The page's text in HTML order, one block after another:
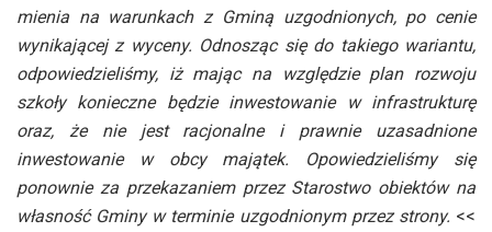
mienia na warunkach z Gminą uzgodnionych, po cenie
wynikającej z wyceny. Odnosząc się do takiego wariantu,
odpowiedzieliśmy, iż mając na względzie plan rozwoju
szkoły konieczne będzie inwestowanie w infrastrukturę
oraz, że nie jest racjonalne i prawnie uzasadnione
inwestowanie w obcy majątek. Opowiedzieliśmy się
ponownie za przekazaniem przez Starostwo obiektów na
własność Gminy w terminie uzgodnionym przez strony. <<